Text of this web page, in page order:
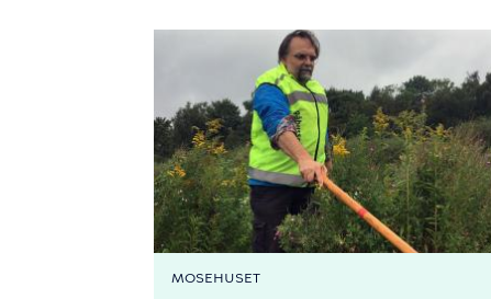
MOSEHUSET